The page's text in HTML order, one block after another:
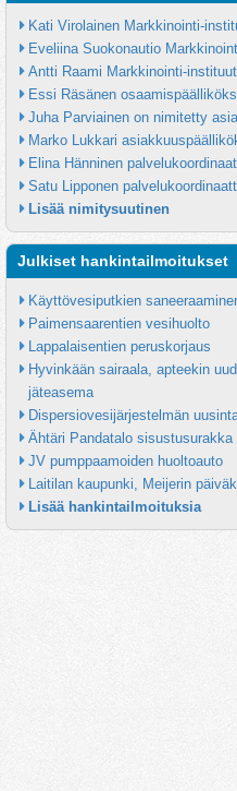
Kati Virolainen Markkinointi-
Eveliina Suokonautio
Antti Raami Markkinointi-
Essi Räsänen
Juha Parviainen on nimitetty
Marko Lukkari
Elina Hänninen
Satu Lipponen
Lisää nimitysuutinen
Julkiset hankintailmoitukset
Käyttövesiputkien
Paimensaarentien vesihuolto
Lappalaisentien peruskorjaus
Hyvinkään sairaala, apteekin
jäteasema
Dispersiovesijärjestelmän
Ähtäri Pandatalo sisustusurakka
JV pumppaamoiden huoltoauto
Laitilan kaupunki, Meijerin
Lisää hankintailmoituksia